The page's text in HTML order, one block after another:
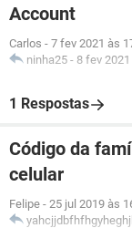
Account
Carlos - 7 fev 2021 às
ninha25 - 8 fev
1 Respostas
Código da
celular
Felipe - 25 jul 2019 às